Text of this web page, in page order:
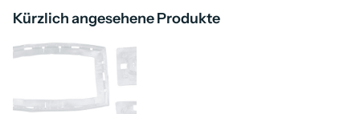
Kürzlich angesehene Produkte